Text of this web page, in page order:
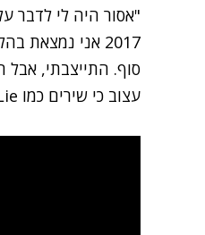
"אסור היה לי לדבר
סוף. התייצבתי, אבל
עצוב כי שירים כמו Love The Way You Lie , ו-Coming Home היו הבייביז שלי".